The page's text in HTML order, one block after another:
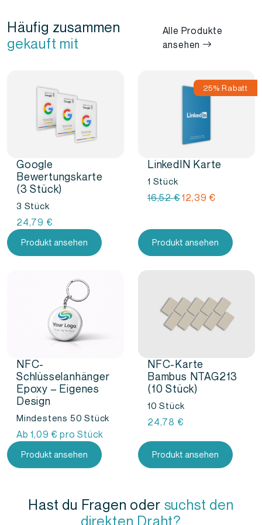
Häufig zusammen
gekauft mit
Alle Produkte
ansehen
Google
Bewertungskarte
(3 Stück)
3 Stück
24,79 €
Produkt ansehen
25% Rabatt
LinkedIN Karte
1 Stück
16,52€Ursprünglicher
16,52
12,39 €
12,39
€.
Produkt ansehen
NFC-
Schlüsselanhänger
Epoxy – Eigenes
Design
Mindestens 50 Stück
Ab1,09 € pro Stück
Produkt ansehen
NFC-Karte
Bambus NTAG213
(10 Stück)
10 Stück
24,78 €
Produkt ansehen
Hast du Fragen oder suchst den
direkten Draht?